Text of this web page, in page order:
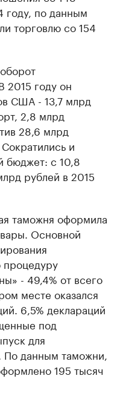
году, по данным
торговлю со 154
2015 году он
США - 13,7 млрд
2,8 млрд
28,6 млрд
и
бюджет: с 10,8
рублей в 2015
таможня оформила
Основной
- 49,4% от всего
месте оказался
6,5% деклараций
под
для
По данным таможни,
195 тысяч